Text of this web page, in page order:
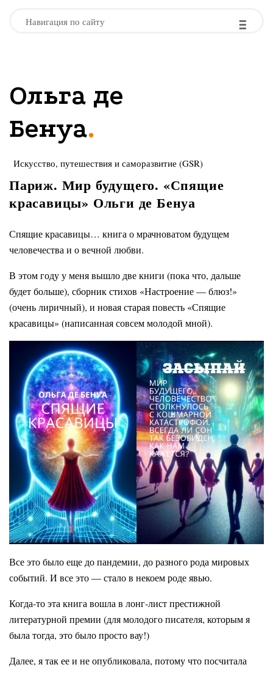
Навигация по сайту -
-
-
Ольга де
Бенуа.
Искусство, путешествия и саморазвитие (GSR)
Париж. Мир будущего. «Спящие
красавицы» Ольги де Бенуа
Спящие красавицы… книга о мрачноватом будущем
человечества и о вечной любви.
В этом году у меня вышло две книги (пока что, дальше
будет больше), сборник стихов «Настроение — блюз!»
(очень лиричный), и новая старая повесть «Спящие
красавицы» (написанная совсем молодой мной).
Все это было еще до пандемии, до разного рода мировых
событий. И все это — стало в некоем роде явью.
Когда-то эта книга вошла в лонг-лист престижной
литературной премии (для молодого писателя, которым я
была тогда, это было просто вау!)
Далее, я так ее и не опубликовала, потому что посчитала